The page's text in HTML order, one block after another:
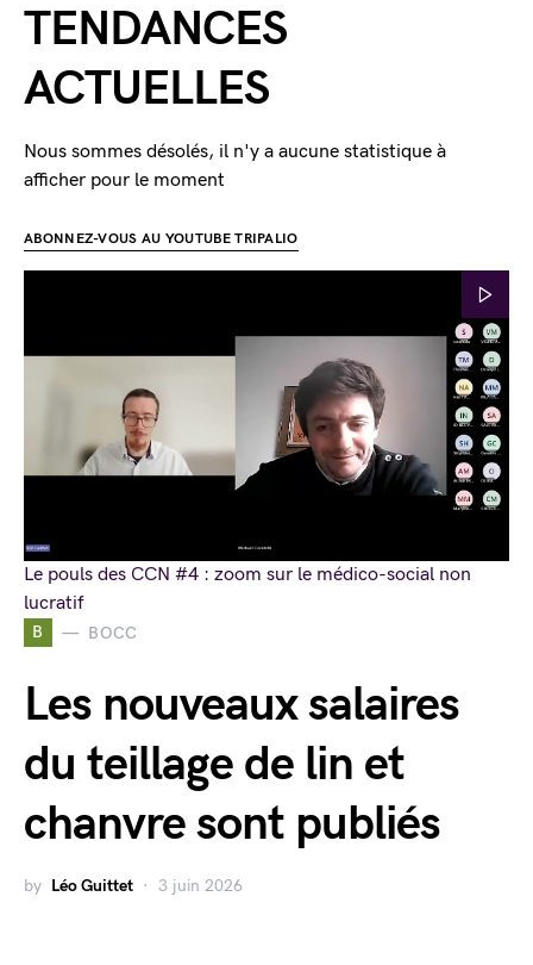
B BOCC
Les nouveaux salaires
du teillage de lin et
chanvre sont publiés
by Léo Guittet 3 juin 2026
TENDANCES
ACTUELLES
Nous sommes désolés, il n'y a aucune statistique à
afficher pour le moment
ABONNEZ-VOUS AU YOUTUBE TRIPALIO
Le pouls des CCN #4 : zoom sur le médico-social non
lucratif